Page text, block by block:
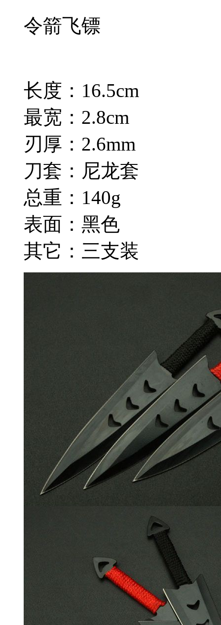
令箭飞镖
长度：16.5cm
最宽：2.8cm
刃厚：2.6mm
刀套：尼龙套
总重：140g
表面：黑色
其它：三支装